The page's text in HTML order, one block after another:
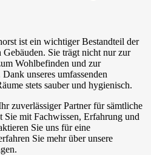
ist ein wichtiger Bestandteil der
Sie trägt nicht nur zur
Wohlbefinden und zur
unseres umfassenden
stets sauber und hygienisch.
zuverlässiger Partner für sämtliche
Sie mit Fachwissen, Erfahrung und
Sie uns für eine
Sie mehr über unsere